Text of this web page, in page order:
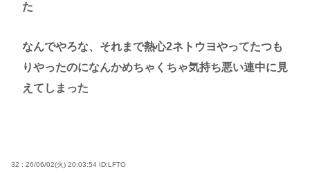
た
なんでやろな、それまで熱心2ネトウヨやってたつも
りやったのになんかめちゃくちゃ気持ち悪い連中に見
えてしまった
32 : 26/06/02(火) 20:03:54 ID:LFTO